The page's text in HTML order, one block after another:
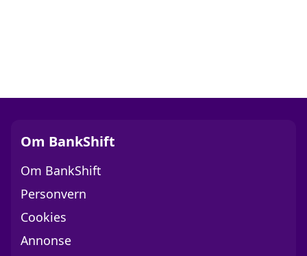
Om BankShift
Om BankShift
Personvern
Cookies
Annonse